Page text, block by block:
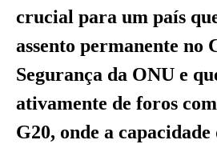
crucial para um país
assento permanente no
Segurança da ONU e
ativamente de foros
G20, onde a